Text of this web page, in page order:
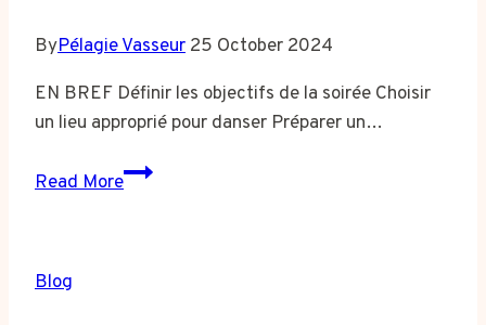
ByPélagie Vasseur 25 October 2024
EN BREF Définir les objectifs de la soirée Choisir
un lieu approprié pour danser Préparer un…
Read More
Comment
Blog